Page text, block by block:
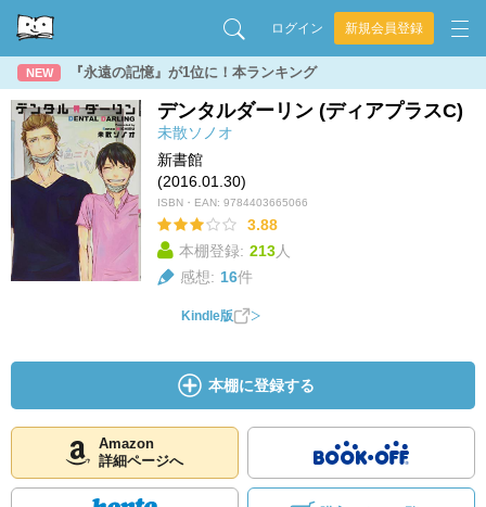
ログイン 新規会員登録
NEW 『永遠の記憶』が1位に！本ランキング
デンタルダーリン (ディアプラスC)
未散ソノオ
新書館
(2016.01.30)
ISBN・EAN: 9784403665066
3.88
本棚登録: 213人
感想: 16件
Kindle版
本棚に登録する
Amazon
詳細ページへ